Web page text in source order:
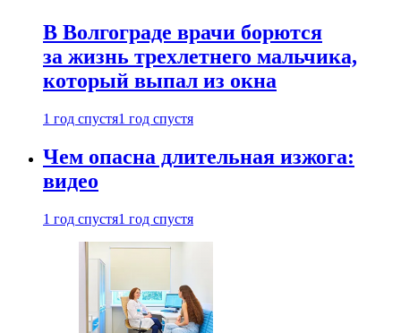
В Волгограде врачи борются
за жизнь трехлетнего мальчика,
который выпал из окна
1 год спустя1 год спустя
Чем опасна длительная изжога:
видео
1 год спустя1 год спустя